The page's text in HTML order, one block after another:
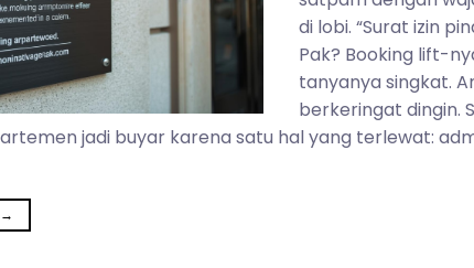
di lobi. “Surat izin
Pak? Booking lift-
tanyanya singkat.
berkeringat dingin.
jadi buyar karena satu hal yang terlewat:
→